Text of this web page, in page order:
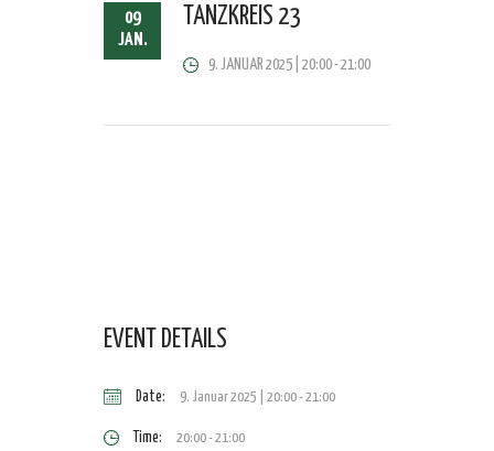
09
JAN.
TANZKREIS 23
9. JANUAR 2025 | 20:00-21:00
EVENT DETAILS
Date: 9. Januar 2025 | 20:00-21:00
Time: 20:00 - 21:00